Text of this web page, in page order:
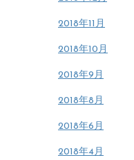
2018年11月
2018年10月
2018年9月
2018年8月
2018年6月
2018年4月